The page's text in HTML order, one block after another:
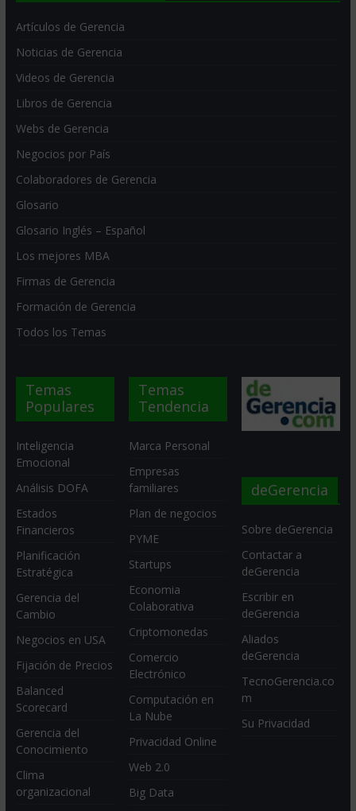
Artículos de Gerencia
Noticias de Gerencia
Videos de Gerencia
Libros de Gerencia
Webs de Gerencia
Negocios por País
Colaboradores de Gerencia
Glosario
Glosario Inglés – Español
Los mejores MBA
Firmas de Gerencia
Formación de Gerencia
Todos los Temas
Temas
Populares
Inteligencia
Emocional
Análisis DOFA
Estados
Financieros
Planificación
Estratégica
Gerencia del
Cambio
Negocios en USA
Fijación de Precios
Balanced
Scorecard
Gerencia del
Conocimiento
Clima
organizacional
Temas
Tendencia
Marca Personal
Empresas
familiares
Plan de negocios
PYME
Startups
Economia
Colaborativa
Criptomonedas
Comercio
Electrónico
Computación en
La Nube
Privacidad Online
Web 2.0
Big Data
deGerencia
Sobre deGerencia
Contactar a
deGerencia
Escribir en
deGerencia
Aliados
deGerencia
TecnoGerencia.co
m
Su Privacidad